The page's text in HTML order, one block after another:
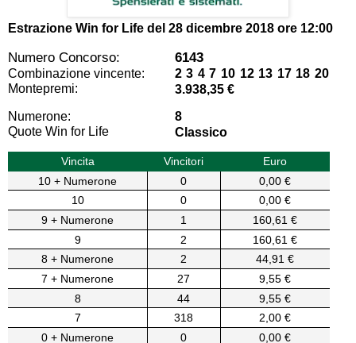
Estrazione Win for Life del 28 dicembre 2018 ore 12:00
Numero Concorso: 6143
Combinazione vincente:
2 3 4 7 10 12 13 17 18 20
Montepremi:
3.938,35 €
Numerone:
8
Quote Win for Life
Classico
Vincita Vincitori
Euro
10 + Numerone
0
0,00 €
10
0
0,00 €
9 + Numerone
1
160,61 €
9
2
160,61 €
8 + Numerone
2
44,91 €
7 + Numerone
27
9,55 €
8
44
9,55 €
7
318
2,00 €
0 + Numerone
0
0,00 €